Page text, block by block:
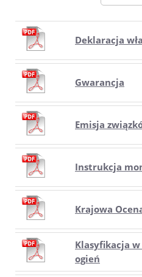
Deklaracja
Gwarancja
Emisja
Instrukcja
Krajowa
Klasyfikacja
ogień